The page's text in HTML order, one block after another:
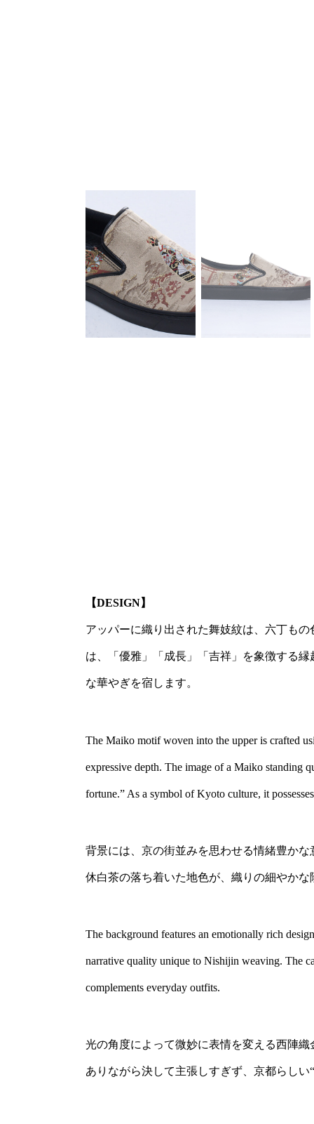
【DESIGN】
アッパーに織り出された舞妓紋は、六丁も
は、「優雅」「成長」「吉祥」を象徴する
な華やぎを宿します。
The Maiko motif woven into the upper is crafted
expressive depth. The image of a Maiko standing
fortune.” As a symbol of Kyoto culture, it
背景には、京の街並みを思わせる情緒豊か
休白茶の落ち着いた地色が、織りの細やか
The background features an emotionally rich
narrative quality unique to Nishijin weaving. The
complements everyday outfits.
光の角度によって微妙に表情を変える西陣
ありながら決して主張しすぎず、京都らし